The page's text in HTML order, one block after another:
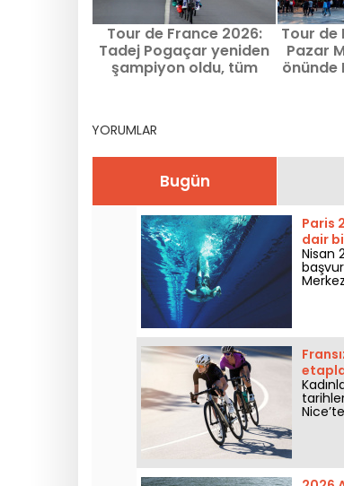
Tour de France 2026:
Tadej Pogaçar yeniden
şampiyon oldu, tüm
Tour de
Pazar
önünde
YORUMLAR
Bugün
Paris
dair
Nisan